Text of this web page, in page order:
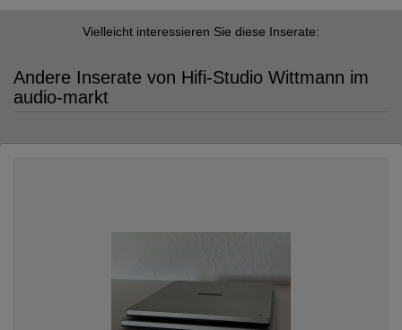
Vielleicht interessieren Sie diese Inserate:
Andere Inserate von Hifi-Studio Wittmann im
audio-markt